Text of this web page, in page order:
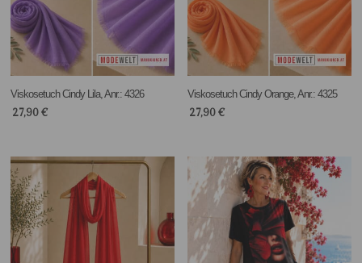
Viskosetuch Cindy Lila, Anr.: 4326
27,90€
Viskosetuch Cindy Orange, Anr.: 4325
27,90€